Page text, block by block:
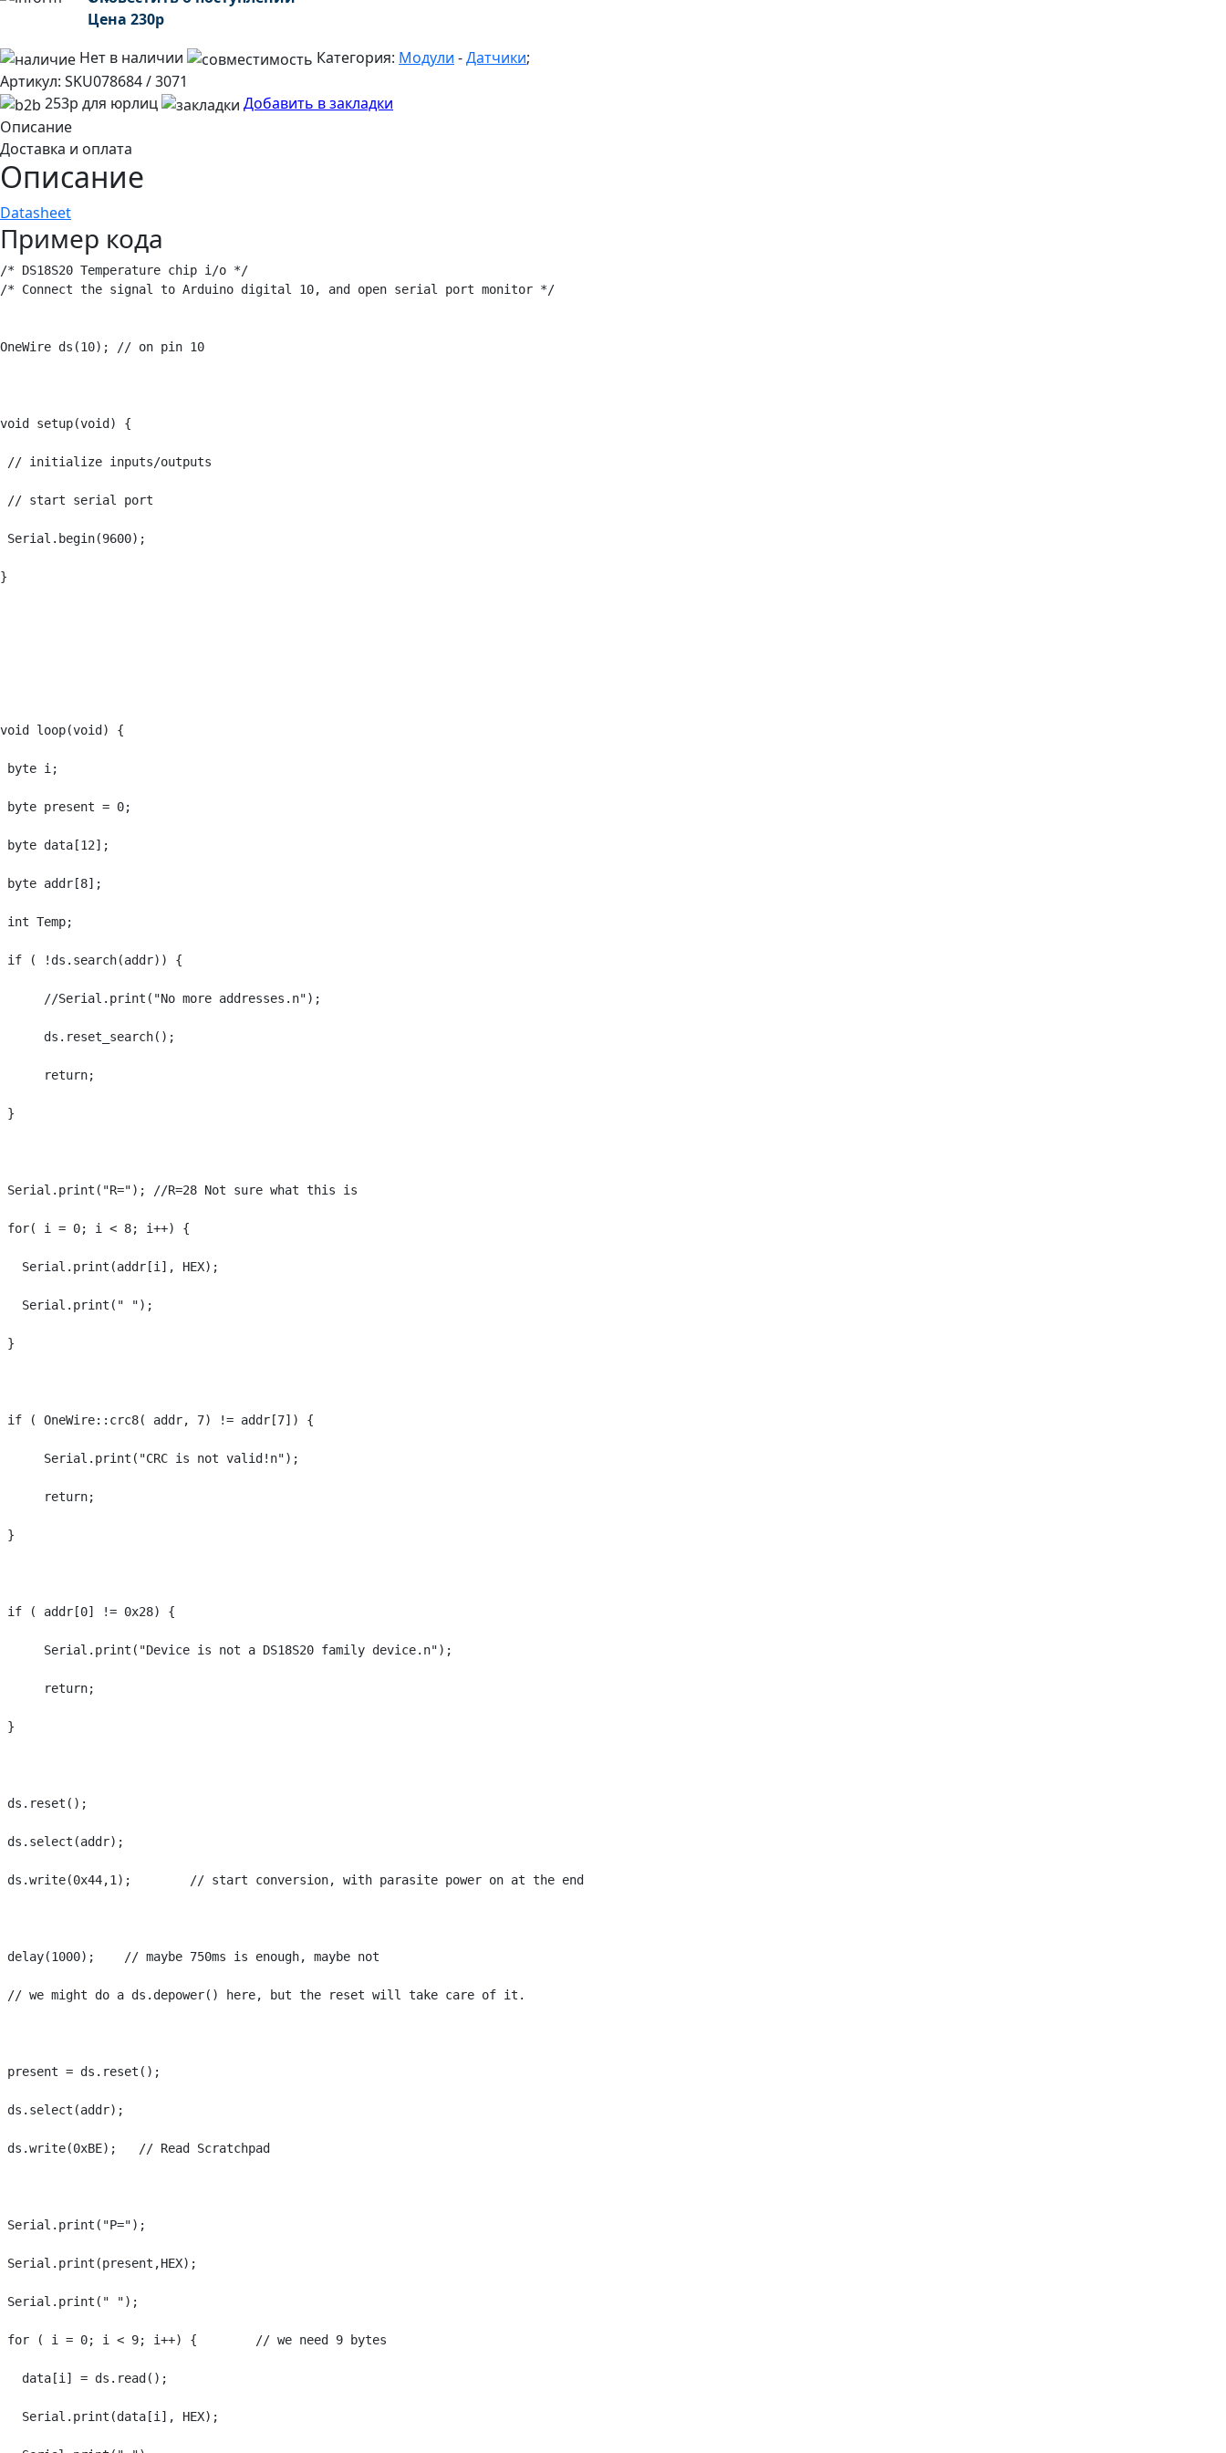
Цена 230р
Нет в наличии
Категория: Модули -Датчики;
Артикул: SKU078684 / 3071
253р для юрлиц
Добавить в закладки
Описание
Доставка и оплата
Описание
Datasheet
Пример кода
/* DS18S20 Temperature chip i/o */
/* Connect the signal to Arduino digital 10, and open serial port monitor */
OneWire ds(10); // on pin 10
void setup(void) {
// initialize inputs/outputs
// start serial port
Serial.begin(9600);
}
void loop(void) {
byte i;
byte present = 0;
byte data[12];
byte addr[8];
int Temp;
if ( !ds.search(addr)) {
      //Serial.print("No more addresses.n");
      ds.reset_search();
      return;
}
Serial.print("R="); //R=28 Not sure what this is
for( i = 0; i < 8; i++) {
   Serial.print(addr[i], HEX);
   Serial.print(" ");
}
if ( OneWire::crc8( addr, 7) != addr[7]) {
      Serial.print("CRC is not valid!n");
      return;
}
if ( addr[0] != 0x28) {
      Serial.print("Device is not a DS18S20 family device.n");
      return;
}
ds.reset();
ds.select(addr);
ds.write(0x44,1);        // start conversion, with parasite power on at the end
delay(1000);    // maybe 750ms is enough, maybe not
// we might do a ds.depower() here, but the reset will take care of it.
present = ds.reset();
ds.select(addr);
ds.write(0xBE);   // Read Scratchpad
Serial.print("P=");
Serial.print(present,HEX);
Serial.print(" ");
for ( i = 0; i < 9; i++) {        // we need 9 bytes
   data[i] = ds.read();
   Serial.print(data[i], HEX);